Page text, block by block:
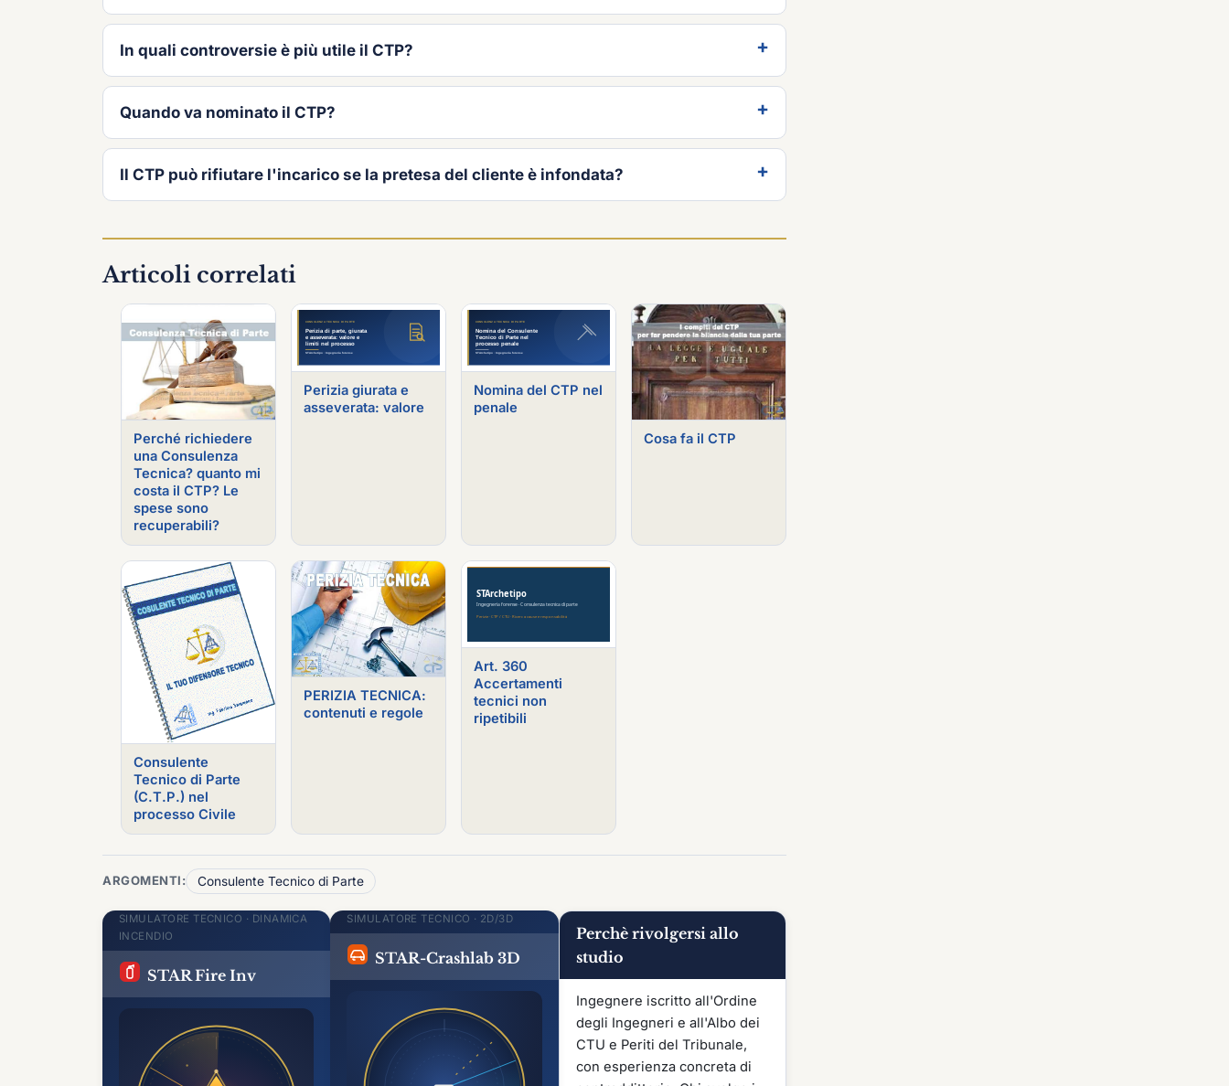
In quali controversie è più utile il CTP?
Quando va nominato il CTP?
Il CTP può rifiutare l'incarico se la pretesa del cliente è infondata?
Articoli correlati
Perché richiedere
una Consulenza
Tecnica? quanto mi
costa il CTP? Le
spese sono
recuperabili?
Perizia giurata e
asseverata: valore
Nomina del CTP nel
penale
Cosa fa il CTP
Consulente
Tecnico di Parte
(C.T.P.) nel
processo Civile
PERIZIA TECNICA:
contenuti e regole
Art. 360
Accertamenti
tecnici non
ripetibili
ARGOMENTI: Consulente Tecnico di Parte
SIMULATORE TECNICO · DINAMICA
INCENDIO
STAR Fire Inv
SIMULATORE TECNICO · 2D/3D
STAR-Crashlab 3D
Perchè rivolgersi allo
studio
Ingegnere iscritto all'Ordine
degli Ingegneri e all'Albo dei
CTU e Periti del Tribunale,
con esperienza concreta di